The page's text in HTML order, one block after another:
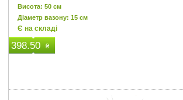
Висота: 50 см
Діаметр вазону: 15 см
Є на складі
398.50 ₴